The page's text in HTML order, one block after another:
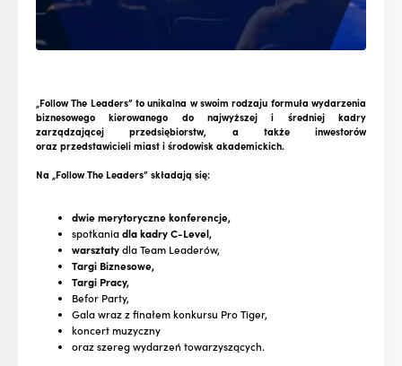
„Follow The Leaders” to unikalna w swoim rodzaju formuła wydarzenia
biznesowego kierowanego do najwyższej i średniej kadry
zarządzającej przedsiębiorstw, a także inwestorów
oraz przedstawicieli miast i środowisk akademickich.
Na „Follow The Leaders” składają się:
dwie merytoryczne konferencje,
spotkaniadla kadry C-Level,
warsztatydla Team Leaderów,
Targi Biznesowe,
Targi Pracy,
Befor Party,
Gala wraz z finałem konkursu Pro Tiger,
koncert muzyczny
oraz szereg wydarzeń towarzyszących.